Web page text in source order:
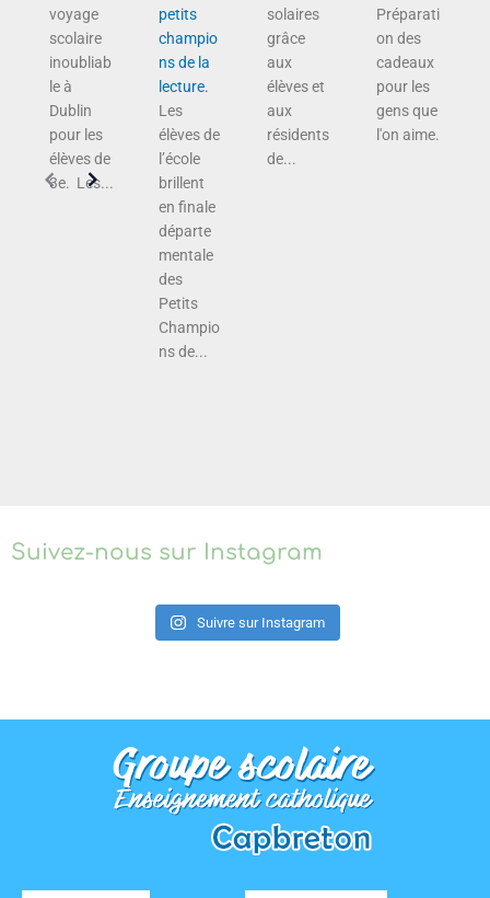
voyage
scolaire
inoubliab
le à
Dublin
pour les
élèves de
3e. Les...
petits
champio
ns de la
lecture.
Les
élèves de
l’école
brillent
en finale
départe
mentale
des
Petits
Champio
ns de...
solaires
grâce
aux
élèves et
aux
résidents
de...
Préparati
on des
cadeaux
pour les
gens que
l'on aime.
Suivez-nous sur Instagram
Suivre sur Instagram